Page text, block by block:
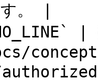
。 |